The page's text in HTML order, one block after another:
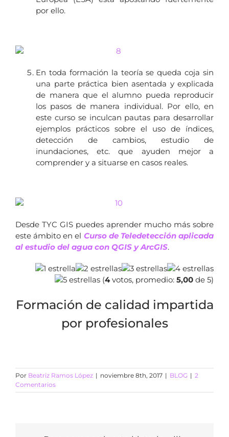
por ello.
En toda formación la teoría se queda coja sin
una parte práctica bien asentada y explicada
de manera que el alumno pueda reproducir
los pasos de manera individual. Por ello, en
este curso se inculcan pautas para desarrollar
ejemplos prácticos sobre el uso de índices,
detección de cambios, estudio de
inundaciones, etc. que ayuden mejor a
comprender y a situarse en casos reales.
Desde TYC GIS puedes aprender mucho más sobre
este ámbito en el Curso de Teledetección aplicada
al estudio del agua con QGIS y ArcGIS.
(4votos, promedio: 5,00 de 5)
Formación de calidad impartida
por profesionales
Por Beatriz Ramos López | noviembre 8th, 2017 | BLOG | 2
Comentarios